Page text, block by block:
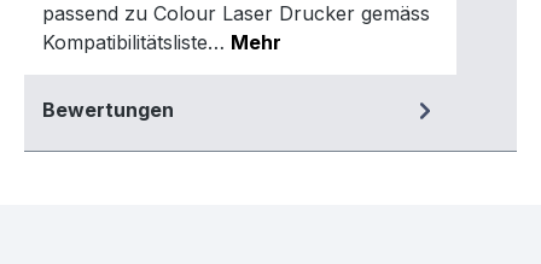
passend zu Colour Laser Drucker gemäss
Kompatibilitätsliste… Mehr
Bewertungen